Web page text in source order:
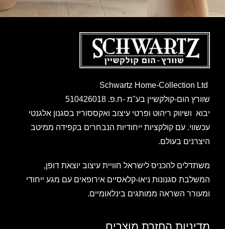
שוורץ הום-קולקשיין בע"מ -ח.פ. 510426018
יבוא ושיווק ריהוט ופרטי עיצוב ואקססוריז בסגנון אלגנטי
עכשווי. עם קולקציות ייחודיות הנבחרים בקפידה ממיטב
היצרנים בעולם.
משתדלים להכניס לישראל חוויית עיצוב יוצאת דופן,
המשלבת סגנונות ניאו-קלאסיים אירופאים עם מגע ייחודי
ומעורר השראה ממותגים בינלאומיים.
מדיניות החזרת מוצרים